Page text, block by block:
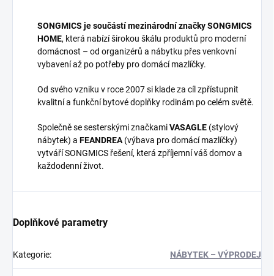
SONGMICS je součástí mezinárodní značky SONGMICS
HOME, která nabízí širokou škálu produktů pro moderní
domácnost – od organizérů a nábytku přes venkovní
vybavení až po potřeby pro domácí mazlíčky.
Od svého vzniku v roce 2007 si klade za cíl zpřístupnit
kvalitní a funkční bytové doplňky rodinám po celém světě.
Společně se sesterskými značkamiVASAGLE (stylový
nábytek) a FEANDREA(výbava pro domácí mazlíčky)
vytváří SONGMICS řešení, která zpříjemní váš domov a
každodenní život.
Doplňkové parametry
Kategorie: NÁBYTEK – VÝPRODEJ